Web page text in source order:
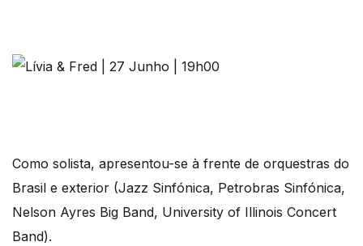
Como solista, apresentou-se à frente de orquestras do
Brasil e exterior (Jazz Sinfónica, Petrobras Sinfónica,
Nelson Ayres Big Band, University of Illinois Concert
Band).